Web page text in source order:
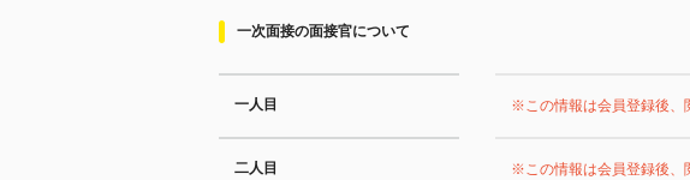
一次面接の面接官について
一人目 ※この情報は会員登録後、
二人目 ※この情報は会員登録後、